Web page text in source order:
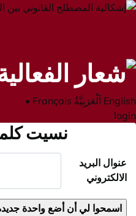
English اَلْعَرَبِيَّةُ Français
•
login
نسيت
عنوال البريد
الالكتروني
اسمحوا لي أن أضع واحدة